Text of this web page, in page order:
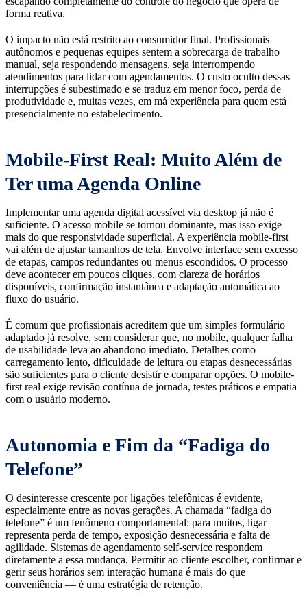
forma reativa.
O impacto não está restrito ao consumidor final. Profissionais
autônomos e pequenas equipes sentem a sobrecarga de trabalho
manual, seja respondendo mensagens, seja interrompendo
atendimentos para lidar com agendamentos. O custo oculto dessas
interrupções é subestimado e se traduz em menor foco, perda de
produtividade e, muitas vezes, em má experiência para quem está
presencialmente no estabelecimento.
Mobile-First Real: Muito Além de
Ter uma Agenda Online
Implementar uma agenda digital acessível via desktop já não é
suficiente. O acesso mobile se tornou dominante, mas isso exige
mais do que responsividade superficial. A experiência mobile-first
vai além de ajustar tamanhos de tela. Envolve interface sem excesso
de etapas, campos redundantes ou menus escondidos. O processo
deve acontecer em poucos cliques, com clareza de horários
disponíveis, confirmação instantânea e adaptação automática ao
fluxo do usuário.
É comum que profissionais acreditem que um simples formulário
adaptado já resolve, sem considerar que, no mobile, qualquer falha
de usabilidade leva ao abandono imediato. Detalhes como
carregamento lento, dificuldade de leitura ou etapas desnecessárias
são suficientes para o cliente desistir e comparar opções. O mobile-
first real exige revisão contínua de jornada, testes práticos e empatia
com o usuário moderno.
Autonomia e Fim da “Fadiga do
Telefone”
O desinteresse crescente por ligações telefônicas é evidente,
especialmente entre as novas gerações. A chamada “fadiga do
telefone” é um fenômeno comportamental: para muitos, ligar
representa perda de tempo, exposição desnecessária e falta de
agilidade. Sistemas de agendamento self-service respondem
diretamente a essa mudança. Permitir ao cliente escolher, confirmar e
gerir seus horários sem interação humana é mais do que
conveniência — é uma estratégia de retenção.